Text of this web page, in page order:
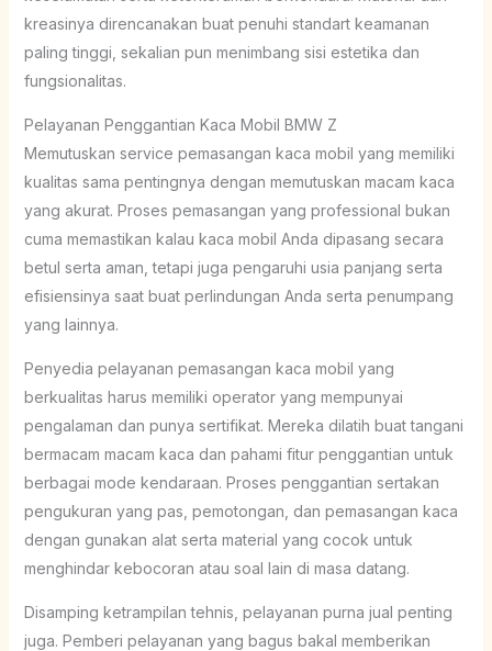
kreasinya direncanakan buat penuhi standart keamanan
paling tinggi, sekalian pun menimbang sisi estetika dan
fungsionalitas.
Pelayanan Penggantian Kaca Mobil BMW Z
Memutuskan service pemasangan kaca mobil yang memiliki
kualitas sama pentingnya dengan memutuskan macam kaca
yang akurat. Proses pemasangan yang professional bukan
cuma memastikan kalau kaca mobil Anda dipasang secara
betul serta aman, tetapi juga pengaruhi usia panjang serta
efisiensinya saat buat perlindungan Anda serta penumpang
yang lainnya.
Penyedia pelayanan pemasangan kaca mobil yang
berkualitas harus memiliki operator yang mempunyai
pengalaman dan punya sertifikat. Mereka dilatih buat tangani
bermacam macam kaca dan pahami fitur penggantian untuk
berbagai mode kendaraan. Proses penggantian sertakan
pengukuran yang pas, pemotongan, dan pemasangan kaca
dengan gunakan alat serta material yang cocok untuk
menghindar kebocoran atau soal lain di masa datang.
Disamping ketrampilan tehnis, pelayanan purna jual penting
juga. Pemberi pelayanan yang bagus bakal memberikan